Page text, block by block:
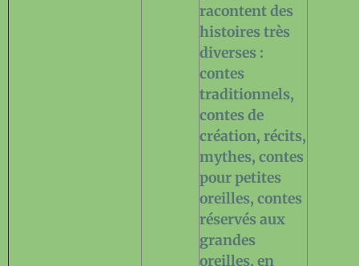
racontent des
histoires très
diverses :
contes
traditionnels,
contes de
création, récits,
mythes, contes
pour petites
oreilles, contes
réservés aux
grandes
oreilles, en